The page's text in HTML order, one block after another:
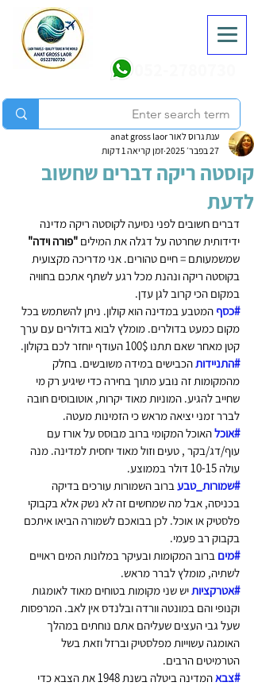
קוסטה ריקה דברים שחשוב
לדעת
ענת גרוס לאור anat gross laor
27 בפבר׳ 2025
זמן קריאה 1 דקות
דברים חשובים לפני נסיעה לקוסטה ריקה מדינה
ידידותית שחרטה על דגלה את המילים "פורה וידה"
שמשמעותם = חיים טהורים. אני מדריכה מקצועית
בקוסטה ריקה ונהנת מכל רגע לשתף אתכם בחוויה
במקום הכי קרוב לגן עדן.
#כסף המטבע במדינה הוא קולון. ניתן להשתמש בכל
מקום כמעט בדולרים. מומלץ לבוא בדולרים עם ערך
קטן מאחר שאם תתנו 100$ העודף יוחזר לכם בקולון.
#התניידות הכבישים במידה משובשים. בחלק
מהמקומות זה נובע מתוך בחירה כדי שיגיע רק מי
שחייב להגיע. המוניות מאוד יקרות, אוטובוסים חובה
לברר זמני יציאה מראש כי הזמינות מעטה.
#אוכל האוכל המקומי ברוב מבוסס על אורז עם
עוף/דג/בקר , טעים וזול מאוד יחסית למדינה. מנה
עולה 10-15 דולר בממוצע.
#שמורות_טבעברוב השמורות עורכים בדיקה
בכניסה, אבל מה שמחשים זה לא נשק אלא בקבוקי
פלסטיק או אוכל. לכן בבואכם לשמורה הביאו איתכם
בקבוק רב פעמי.
#מים ברוב המקומות ובעיקר במלונות המים ראויים
לשתיה, מומלץ לברר מראש.
#אטרקציות יש שני מקומות בטוחים מאוד לאומגות
וקנופי והם במונטה וורדה ובלנדס אין לאב. המרפסות
שעל גבי העצים שעליהם אתם נוחתים במהלך
האומגה עשוייות מפלסטיק וברזל וזאת בשל
הטרמיטים הרבים.
#צבא
המדינה ביטלה בשנת 1948 את הצבא כדי